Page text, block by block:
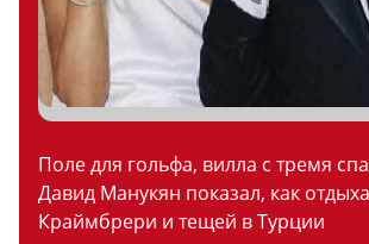
Поле для гольфа, вилла с тремя
Давид Манукян показал, как
Краймбрери и тещей в Турции